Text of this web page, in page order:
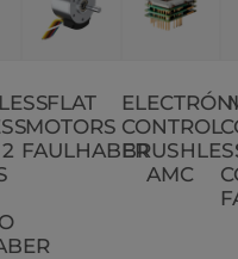
FLAT
MOTORS
FAULHABER
CONTROL
AMC